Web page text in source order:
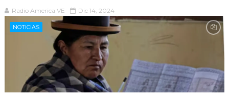
Radio America VE Dic 14, 2024
NOTICIAS